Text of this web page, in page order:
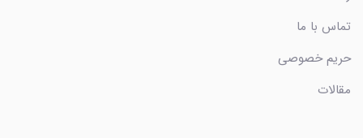
تماس با ما
حریم خصوصی
مقالات